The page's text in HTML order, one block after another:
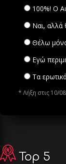
100%! Ο
Ναι, αλλά
Θέλω μόνο
Εγώ
Τα
* Λήξη στις 10/
Top 5